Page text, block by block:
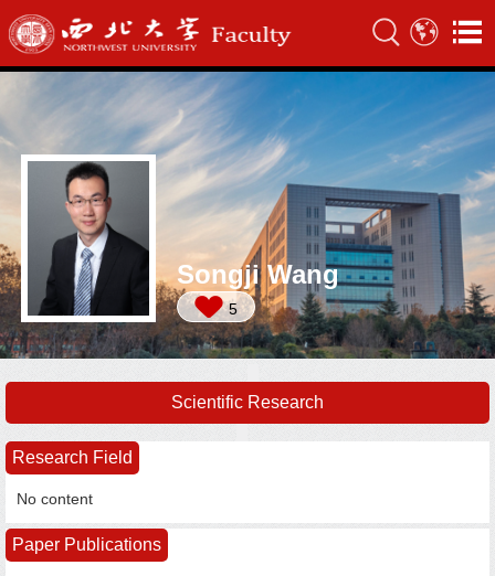
Songji Wang
5
Scientific Research
Research Field
No content
Paper Publications